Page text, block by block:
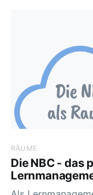
RÄUME
Die NBC - das